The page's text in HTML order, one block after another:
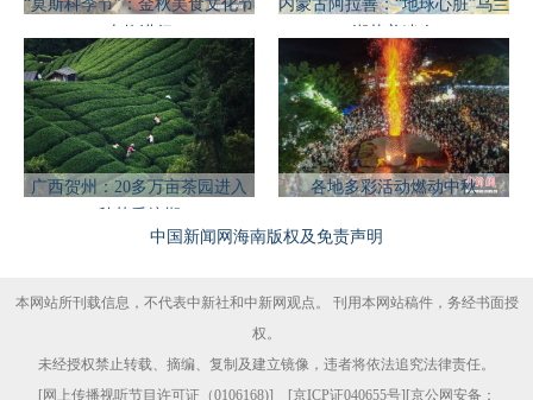
“莫斯科季节”：金秋美食文化节
内蒙古阿拉善：“地球心脏”乌兰
广西贺州：20多万亩茶园进入
各地多彩活动燃动中秋
中国新闻网海南版权及免责声明
本网站所刊载信息，不代表中新社和中新网观点。 刊用本网站稿件，务经书面授
权。
未经授权禁止转载、摘编、复制及建立镜像，违者将依法追究法律责任。
[网上传播视听节目许可证（0106168)] [京ICP证040655号][京公网安备：